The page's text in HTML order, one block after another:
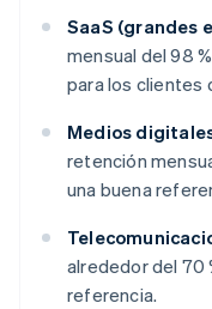
SaaS (grandes
mensual del 98
para los clientes
Medios
retención
una buena
alrededor del 70
referencia.